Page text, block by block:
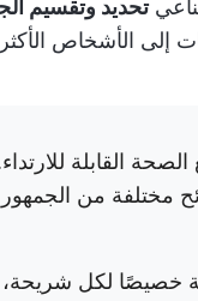
تحديد وتقسيم
إلى الأشخاص
القابلة
مختلفة من
خصيصًا لكل شريحة،